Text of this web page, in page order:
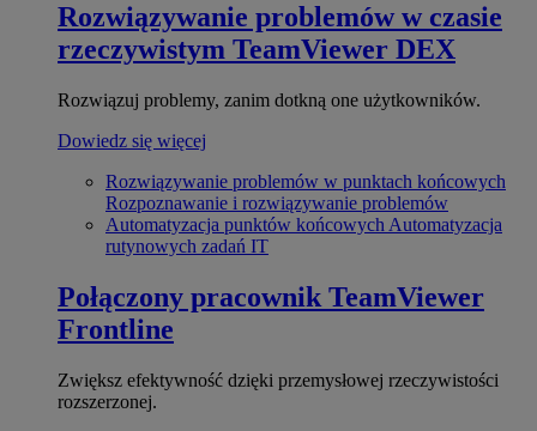
Rozwiązywanie problemów w czasie
rzeczywistym TeamViewer DEX
Rozwiązuj problemy, zanim dotkną one użytkowników.
Dowiedz się więcej
Rozwiązywanie problemów w punktach końcowych
Rozpoznawanie i rozwiązywanie problemów
Automatyzacja punktów końcowych Automatyzacja
rutynowych zadań IT
Połączony pracownik TeamViewer
Frontline
Zwiększ efektywność dzięki przemysłowej rzeczywistości
rozszerzonej.